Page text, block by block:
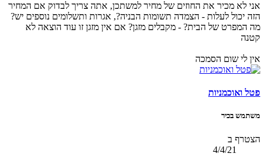
אני לא מכיר את החוזים של מחיר למשתכן, אתה צריך לבדוק אם המחיר
הזה יכול לעלות - הצמדה תשומות הבניה?, אגרות ותשלומים נוספים יש?
מה המפרט של הבית? - מקבלים מזגן? אם אין מזגן זו עוד הוצאה לא
קטנה
אין לי שום הסמכה
פטל ואוכמניות
משתמש בכיר
הצטרף ב
4/4/21